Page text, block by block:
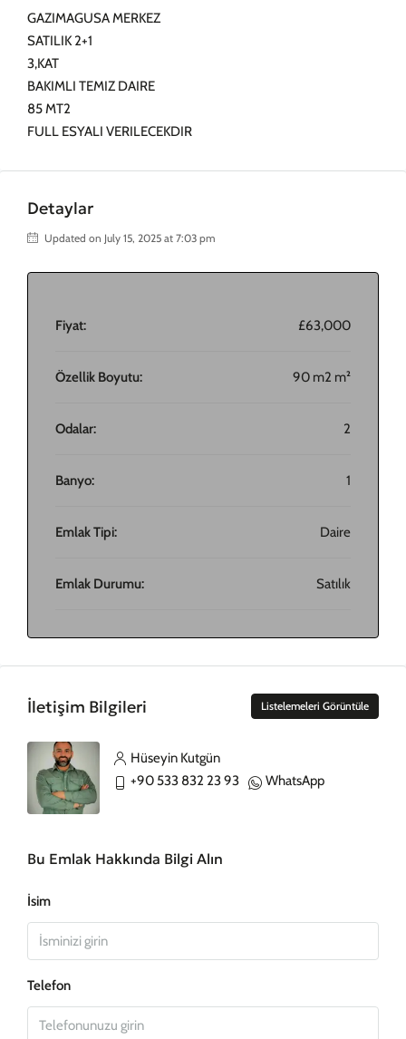
GAZIMAGUSA MERKEZ
SATILIK 2+1
3,KAT
BAKIMLI TEMIZ DAIRE
85 MT2
FULL ESYALI VERILECEKDIR
Detaylar
Updated on July 15, 2025 at 7:03 pm
Fiyat: £63,000
Özellik Boyutu: 90 m2 m²
Odalar: 2
Banyo: 1
Emlak Tipi: Daire
Emlak Durumu: Satılık
İletişim Bilgileri Listelemeleri Görüntüle
Hüseyin Kutgün
+90 533 832 23 93
WhatsApp
Bu Emlak Hakkında Bilgi Alın
İsim
Telefon